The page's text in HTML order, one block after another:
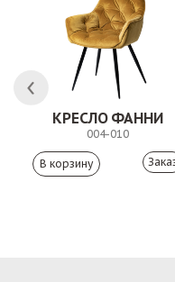
КРЕСЛО ФАННИ
004-010